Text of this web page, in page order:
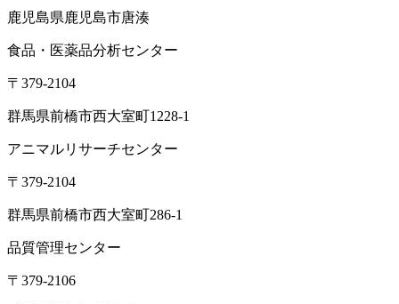
鹿児島県鹿児島市唐湊
食品・医薬品分析センター
〒379-2104
群馬県前橋市西大室町1228-1
アニマルリサーチセンター
〒379-2104
群馬県前橋市西大室町286-1
品質管理センター
〒379-2106